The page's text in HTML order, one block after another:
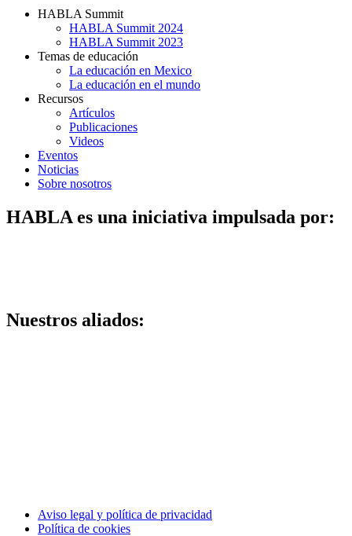
HABLA Summit
HABLA Summit 2024
HABLA Summit 2023
Temas de educación
La educación en Mexico
La educación en el mundo
Recursos
Artículos
Publicaciones
Videos
Eventos
Noticias
Sobre nosotros
HABLA es una iniciativa impulsada por:
Nuestros aliados:
Aviso legal y política de privacidad
Política de cookies